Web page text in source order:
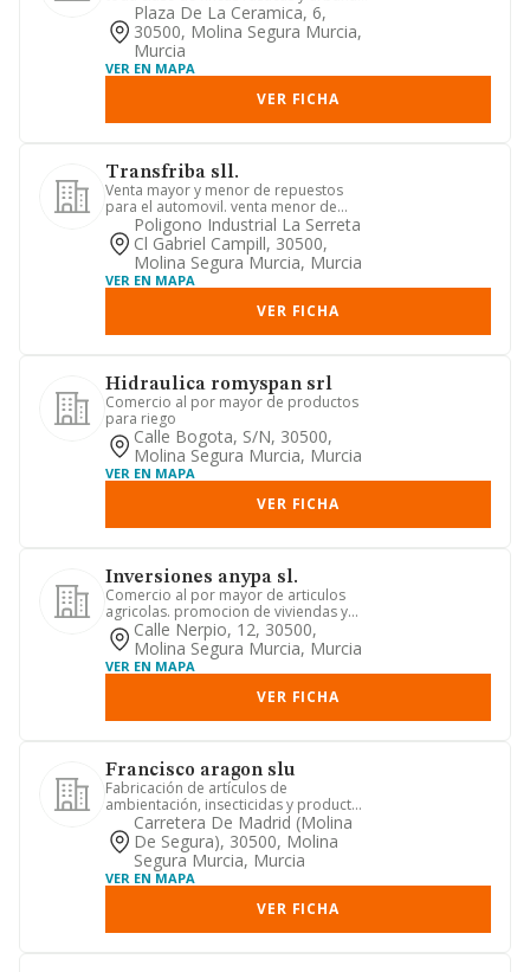
la promocion y cons...
Plaza De La Ceramica, 6,
30500, Molina Segura Murcia,
Murcia
VER EN MAPA
VER FICHA
Transfriba sll.
Venta mayor y menor de repuestos
para el automovil. venta menor de
combustible. venta mayor de prod...
Poligono Industrial La Serreta
Cl Gabriel Campill, 30500,
Molina Segura Murcia, Murcia
VER EN MAPA
VER FICHA
Hidraulica romyspan srl
Comercio al por mayor de productos
para riego
Calle Bogota, S/n, 30500,
Molina Segura Murcia, Murcia
VER EN MAPA
VER FICHA
Inversiones anypa sl.
Comercio al por mayor de articulos
agricolas. promocion de viviendas y
naves industriales. transpor...
Calle Nerpio, 12, 30500,
Molina Segura Murcia, Murcia
VER EN MAPA
VER FICHA
Francisco aragon slu
Fabricación de artículos de
ambientación, insecticidas y productos
de limpieza domestica y de calza...
Carretera De Madrid (molina
De Segura), 30500, Molina
Segura Murcia, Murcia
VER EN MAPA
VER FICHA